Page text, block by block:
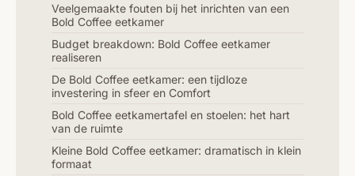
Veelgemaakte fouten bij het inrichten van een
Bold Coffee eetkamer
Budget breakdown: Bold Coffee eetkamer
realiseren
De Bold Coffee eetkamer: een tijdloze
investering in sfeer en Comfort
Bold Coffee eetkamertafel en stoelen: het hart
van de ruimte
Kleine Bold Coffee eetkamer: dramatisch in klein
formaat